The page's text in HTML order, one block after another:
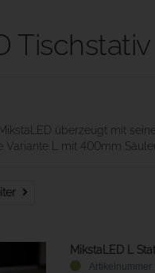
Tischstativ
überzeugt mit
Variante L mit 400mm
MikstaLED L